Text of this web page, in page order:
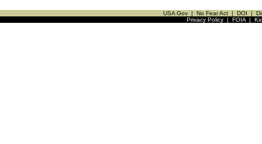
USA Gov | No Fear Act | DOI |
Privacy Policy| FOIA|